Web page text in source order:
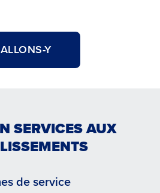
ALLONS-Y
SERVICES AUX
de service